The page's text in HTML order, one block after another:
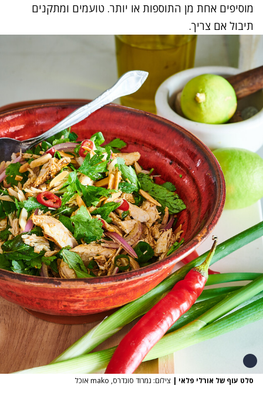
מוסיפים אחת מן התוספות או יותר. טועמים ומתקנים
תיבול אם צריך.
סלט עוף של אורלי פלאי | צילום: נמרוד סונדרס, mako אוכל